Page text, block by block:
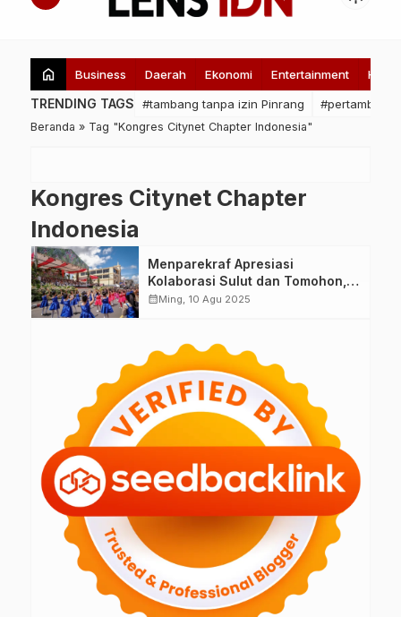
home Business Daerah Ekonomi Entertainment
TRENDING TAGS #tambang tanpa izin Pinrang
Beranda » Tag "Kongres Citynet Chapter Indonesia"
Kongres Citynet Chapter
Indonesia
Menparekraf Apresiasi
Kolaborasi Sulut dan Tomohon,
Perkuat Pariwisata Berbasis
calendar_monthMing, 10 Agu 2025